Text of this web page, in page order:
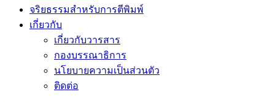
จริยธรรมสำหรับการตีพิมพ์
เกี่ยวกับ
เกี่ยวกับวารสาร
กองบรรณาธิการ
นโยบายความเป็นส่วนตัว
ติดต่อ